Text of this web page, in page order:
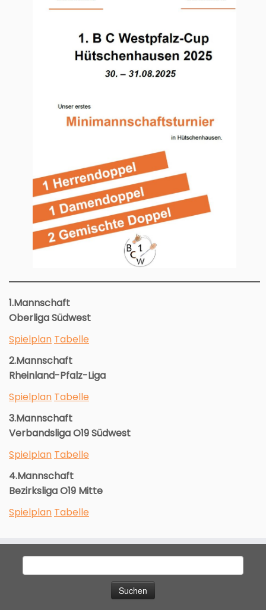
1.Mannschaft
Oberliga Südwest
Spielplan Tabelle
2.Mannschaft
Rheinland-Pfalz-Liga
Spielplan Tabelle
3.Mannschaft
Verbandsliga O19 Südwest
Spielplan Tabelle
4.Mannschaft
Bezirksliga O19 Mitte
Spielplan Tabelle
Suche